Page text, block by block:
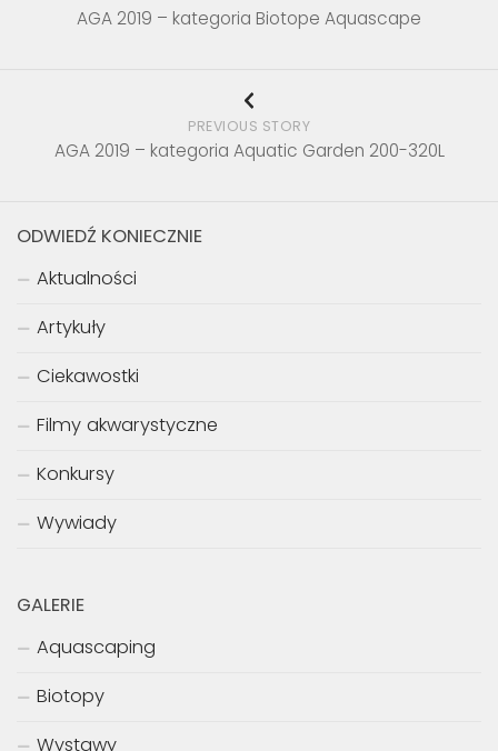
AGA 2019 – kategoria Biotope Aquascape
PREVIOUS STORY
AGA 2019 – kategoria Aquatic Garden 200-320L
ODWIEDŹ KONIECZNIE
Aktualności
Artykuły
Ciekawostki
Filmy akwarystyczne
Konkursy
Wywiady
GALERIE
Aquascaping
Biotopy
Wystawy